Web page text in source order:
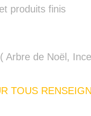
produits finis
Arbre de Noël,
TOUS